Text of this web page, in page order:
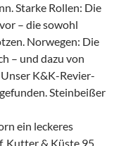
Starke Rollen: Die
– die sowohl
Norwegen: Die
– und dazu von
K&K-Revier-
Steinbeißer
ein leckeres
Kutter & Küste 95